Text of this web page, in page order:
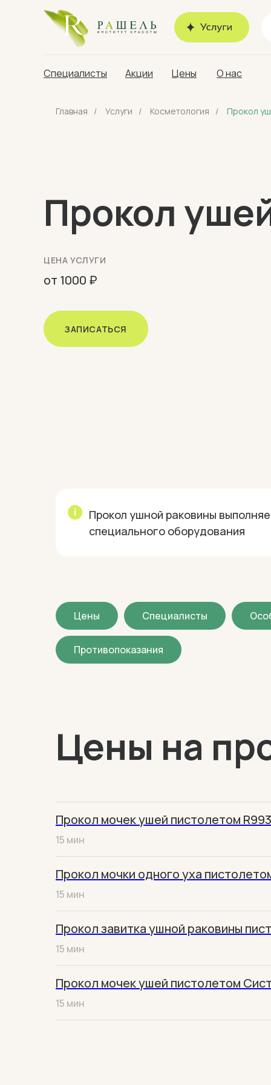
О нас
Специалисты Акции Цены
Главная / Услуги / Косметология / Прокол
ЦЕНА УСЛУГИ
Прокол
ЗАПИСАТЬСЯ
от 1000 ₽
Прокол ушной раковины
специального оборудования
Цены Специалисты
Противопоказания
Цены на
Прокол мочек ушей пистолетом
15 мин
Прокол мочки одного уха
15 мин
Прокол завитка ушной раковины
15 мин
Прокол мочек ушей пистолетом
15 мин